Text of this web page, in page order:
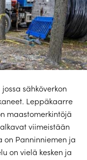
sähköverkon
Leppäkaarre
maastomerkintöjä
viimeistään
on Panninniemen ja
on vielä kesken ja